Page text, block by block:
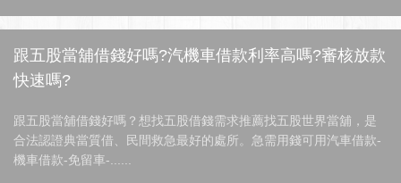
跟五股當舖借錢好嗎?汽機車借款利率高嗎?審核放款
快速嗎?
跟五股當舖借錢好嗎？想找五股借錢需求推薦找五股世界當舖，是
合法認證典當質借、民間救急最好的處所。急需用錢可用汽車借款-
機車借款-免留車-......